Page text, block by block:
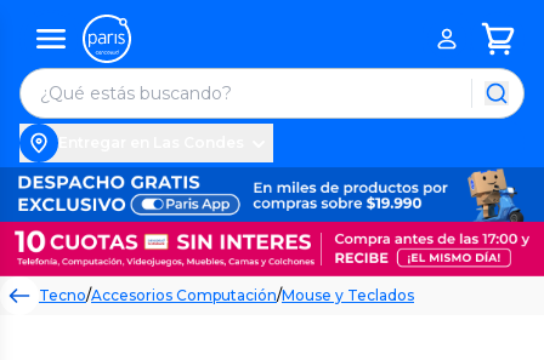
Tecno/Accesorios Computación/Mouse y Teclados